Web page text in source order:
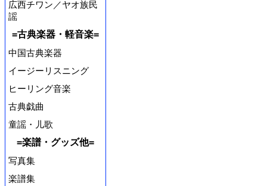
広西チワン／ヤオ族民
謡
=古典楽器・軽音楽=
中国古典楽器
イージーリスニング
ヒーリング音楽
古典戯曲
童謡・儿歌
=楽譜・グッズ他=
写真集
楽譜集